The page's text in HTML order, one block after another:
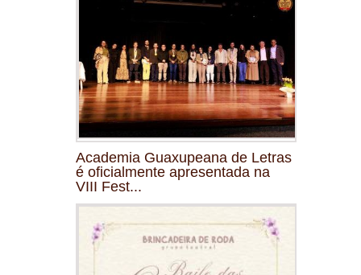
Academia Guaxupeana de Letras
é oficialmente apresentada na
VIII Fest...